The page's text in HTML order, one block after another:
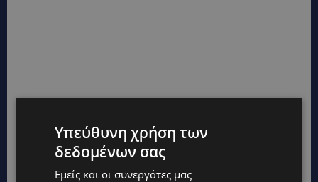
Υπεύθυνη χρήση των
δεδομένων σας
Εμείς και οι συνεργάτες μας